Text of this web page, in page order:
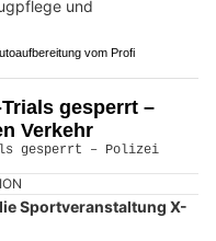
vom Profi
gesperrt –
Verkehr
Sportveranstaltung X-